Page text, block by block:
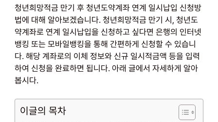
청년희망적금 만기 후 청년도약계좌 연계 일시납입 신청방
법에 대해 알아보겠습니다. 청년희망적금 만기 시, 청년도
약계좌로 연계 일시납입을 신청하고 싶다면 은행의 인터넷
뱅킹 또는 모바일뱅킹을 통해 간편하게 신청할 수 있습니
다. 해당 계좌로의 이체 정보와 신규 일시적금액 등을 입력
하여 신청을 완료하면 됩니다. 아래 글에서 자세하게 알아
봅시다.
이글의 목차